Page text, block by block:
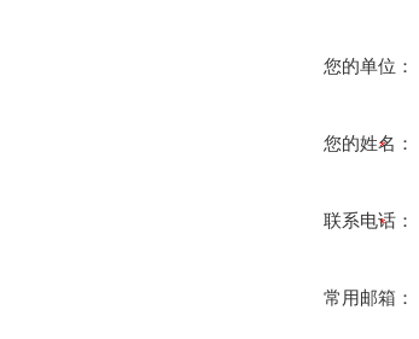
您的单位：
您的姓名：
联系电话：
常用邮箱：